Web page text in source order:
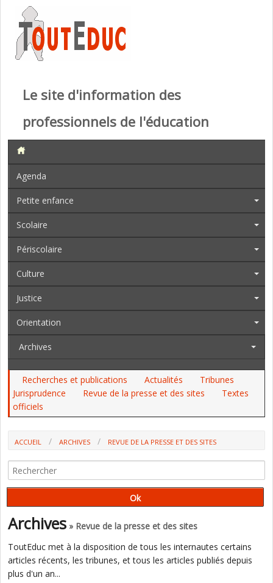
Le site d'information des
professionnels de l'éducation
Agenda
Petite enfance
Scolaire
Périscolaire
Culture
Justice
Orientation
Archives
Recherches et publications Actualités
Tribunes
Jurisprudence
Revue de la presse et des sites
Textes
officiels
ACCUEIL ARCHIVES
REVUE DE LA PRESSE ET DES SITES
2026 (P. WATRELOT)
Archives » Revue de la presse et des sites
ToutEduc met à la disposition de tous les internautes certains
articles récents, les tribunes, et tous les articles publiés depuis
plus d'un an...